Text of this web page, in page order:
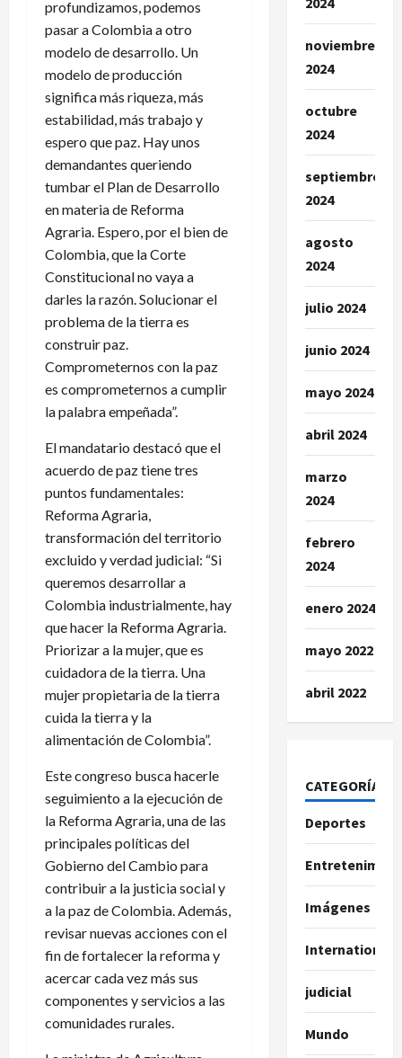
profundizamos, podemos
pasar a Colombia a otro
modelo de desarrollo. Un
modelo de producción
significa más riqueza, más
estabilidad, más trabajo y
espero que paz. Hay unos
demandantes queriendo
tumbar el Plan de Desarrollo
en materia de Reforma
Agraria. Espero, por el bien de
Colombia, que la Corte
Constitucional no vaya a
darles la razón. Solucionar el
problema de la tierra es
construir paz.
Comprometernos con la paz
es comprometernos a cumplir
la palabra empeñada”.
El mandatario destacó que el
acuerdo de paz tiene tres
puntos fundamentales:
Reforma Agraria,
transformación del territorio
excluido y verdad judicial: “Si
queremos desarrollar a
Colombia industrialmente, hay
que hacer la Reforma Agraria.
Priorizar a la mujer, que es
cuidadora de la tierra. Una
mujer propietaria de la tierra
cuida la tierra y la
alimentación de Colombia”.
Este congreso busca hacerle
seguimiento a la ejecución de
la Reforma Agraria, una de las
principales políticas del
Gobierno del Cambio para
contribuir a la justicia social y
a la paz de Colombia. Además,
revisar nuevas acciones con el
fin de fortalecer la reforma y
acercar cada vez más sus
componentes y servicios a las
comunidades rurales.
noviembre
2024
octubre
2024
septiembre
2024
agosto
2024
julio 2024
junio 2024
mayo 2024
abril 2024
marzo
2024
febrero
2024
enero 2024
mayo 2022
abril 2022
CATEGORÍAS
Deportes
Imágenes
International
judicial
Mundo